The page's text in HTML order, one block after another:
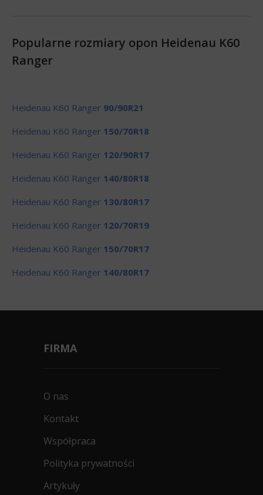
Popularne rozmiary opon Heidenau K60
Ranger
Heidenau K60 Ranger 90/90R21
Heidenau K60 Ranger 150/70R18
Heidenau K60 Ranger 120/90R17
Heidenau K60 Ranger 140/80R18
Heidenau K60 Ranger 130/80R17
Heidenau K60 Ranger 120/70R19
Heidenau K60 Ranger 150/70R17
Heidenau K60 Ranger 140/80R17
FIRMA
O nas
Kontakt
Współpraca
Polityka prywatności
Artykuły